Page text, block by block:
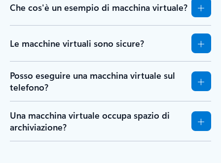
Che cos'è un esempio di macchina virtuale?
Le macchine virtuali sono sicure?
Posso eseguire una macchina virtuale sul
telefono?
Una macchina virtuale occupa spazio di
archiviazione?